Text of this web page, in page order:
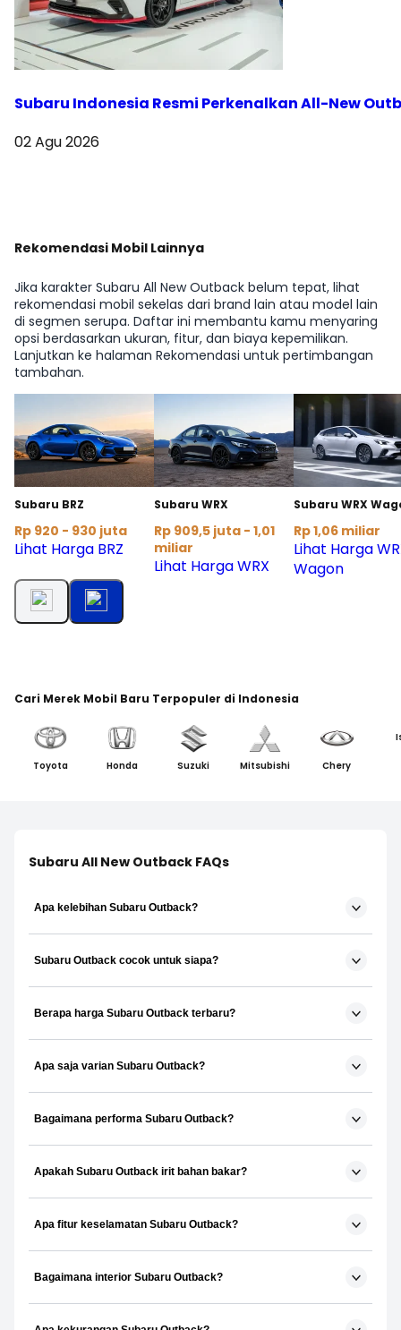
Subaru Indonesia Resmi Perkenalkan All-New
02 Agu 2026
Rekomendasi Mobil Lainnya
Jika karakter Subaru All New Outback belum tepat, lihat
rekomendasi mobil sekelas dari brand lain atau model lain
di segmen serupa. Daftar ini membantu kamu menyaring
opsi berdasarkan ukuran, fitur, dan biaya kepemilikan.
Lanjutkan ke halaman Rekomendasi untuk pertimbangan
tambahan.
Subaru BRZ
Rp 920 - 930 juta
Lihat Harga BRZ
Subaru WRX
Rp 909,5 juta - 1,01
miliar
Lihat Harga WRX
Subaru WRX
Rp 1,06 miliar
Lihat Harga
Wagon
Cari Merek Mobil Baru Terpopuler di Indonesia
Toyota Honda Suzuki Mitsubishi Chery
Subaru All New Outback FAQs
Apa kelebihan Subaru Outback?
Subaru Outback cocok untuk siapa?
Berapa harga Subaru Outback terbaru?
Apa saja varian Subaru Outback?
Bagaimana performa Subaru Outback?
Apakah Subaru Outback irit bahan bakar?
Apa fitur keselamatan Subaru Outback?
Bagaimana interior Subaru Outback?